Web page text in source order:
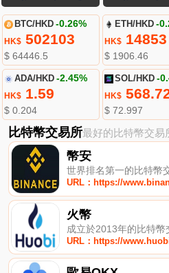
BTC/HKD -0.26%
HK$502103
$ 64446.5
ETH/HKD -
HK$ 14853
$ 1906.46
ADA/HKD -2.45%
HK$1.59
$ 0.204
SOL/HKD -
HK$
$ 72.997
比特幣交易所最好的比特幣交易
幣安
世界排名第一的比特幣
URL：https://
火幣
成立於2013年的比特幣
URL：https://